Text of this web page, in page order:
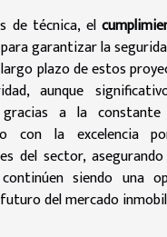
de técnica, el
garantizar la
plazo de estos
aunque
gracias a la
con la excelencia
del sector,
continúen siendo una
del mercado